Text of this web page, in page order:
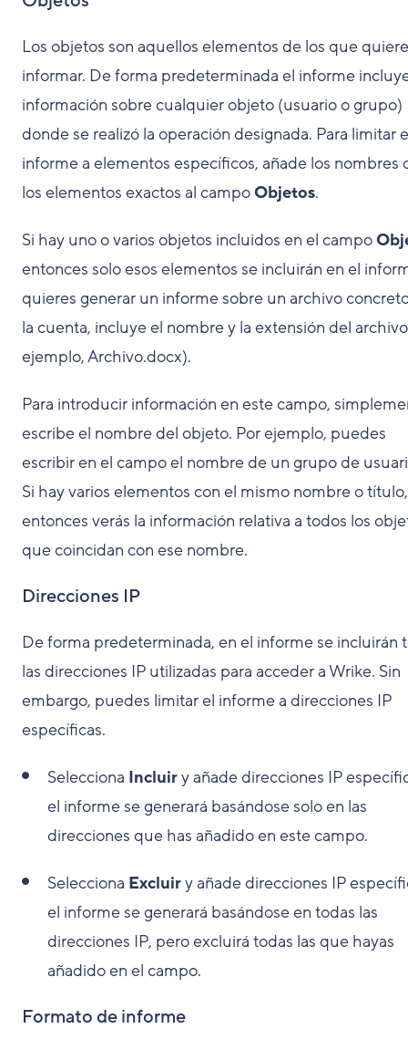
Los objetos son aquellos elementos de los que
informar. De forma predeterminada el informe
información sobre cualquier objeto (usuario o grupo)
donde se realizó la operación designada. Para limitar
informe a elementos específicos, añade los nombres
los elementos exactos al campoObjetos.
Si hay uno o varios objetos incluidos en el campo
entonces solo esos elementos se incluirán en el
quieres generar un informe sobre un archivo
la cuenta, incluye el nombre y la extensión del
ejemplo, Archivo.docx).
Para introducir información en este campo,
escribe el nombre del objeto. Por ejemplo, puedes
escribir en el campo el nombre de un grupo de
Si hay varios elementos con el mismo nombre o título,
entonces verás la información relativa a todos los
que coincidan con ese nombre.
Direcciones IP
De forma predeterminada, en el informe se incluirán
las direcciones IP utilizadas para acceder a Wrike. Sin
embargo, puedes limitar el informe a direcciones IP
específicas.
Selecciona Incluiry añade direcciones IP
el informe se generará basándose solo en las
direcciones que has añadido en este campo.
Selecciona Excluiry añade direcciones IP
el informe se generará basándose en todas las
direcciones IP, pero excluirá todas las que hayas
añadido en el campo.
Formato de informe